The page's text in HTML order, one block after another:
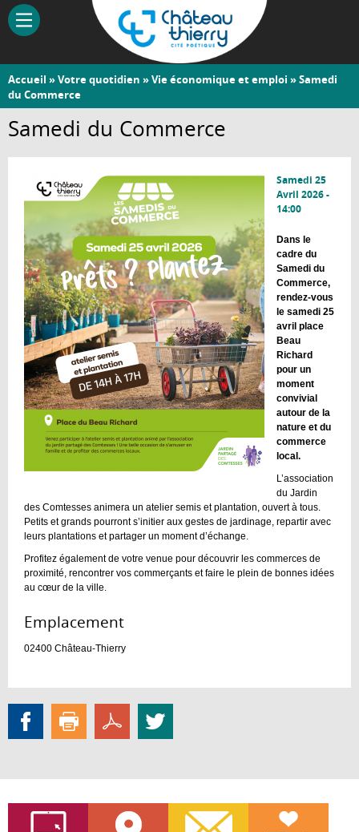
Aller
contenu
Château-
Thierry
Vous
êtes
ici
Accueil »Votre quotidien »Vie économique et emploi » Samedi
du Commerce
Samedi du Commerce
Samedi 25
Avril 2026 -
14:00
Dans le
cadre du
Samedi du
Commerce,
rendez-vous
le samedi 25
avril place
Beau
Richard
pour un
moment
convivial
autour de la
nature et du
commerce
local.
L’association
du Jardin
des Comtesses animera un atelier semis et plantation, ouvert à tous.
Petits et grands pourront s’initier aux gestes de jardinage, repartir avec
leurs plantations et partager un moment d’échange.
Profitez également de votre venue pour découvrir les commerces de
proximité, rencontrer vos commerçants et faire le plein de bonnes idées
au cœur de la ville.
Emplacement :
02400 Château-Thierry